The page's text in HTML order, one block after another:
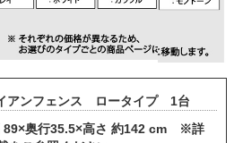
ンフェンス ロータイプ 1台
89×奥行35.5×高さ 約142 cm ※詳